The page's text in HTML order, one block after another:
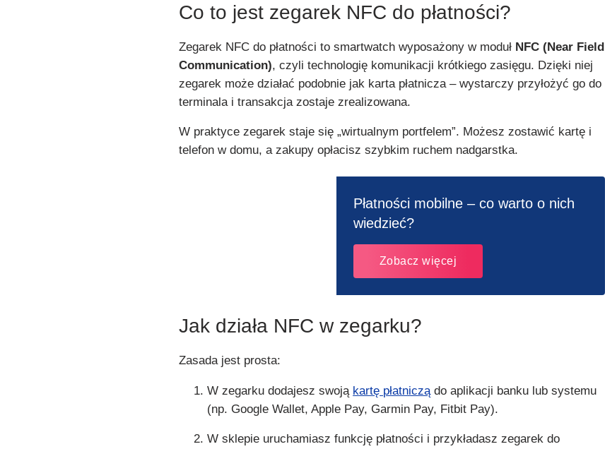
Co to jest zegarek NFC do płatności?
Zegarek NFC do płatności to smartwatch wyposażony w moduł NFC (Near Field
Communication), czyli technologię komunikacji krótkiego zasięgu. Dzięki niej
zegarek może działać podobnie jak karta płatnicza – wystarczy przyłożyć go do
terminala i transakcja zostaje zrealizowana.
W praktyce zegarek staje się „wirtualnym portfelem”. Możesz zostawić kartę i
telefon w domu, a zakupy opłacisz szybkim ruchem nadgarstka.
Płatności mobilne – co warto o nich
wiedzieć?
Zobacz więcej
Jak działa NFC w zegarku?
Zasada jest prosta:
W zegarku dodajesz swoją kartę płatniczą do aplikacji banku lub systemu
(np. Google Wallet, Apple Pay, Garmin Pay, Fitbit Pay).
W sklepie uruchamiasz funkcję płatności i przykładasz zegarek do